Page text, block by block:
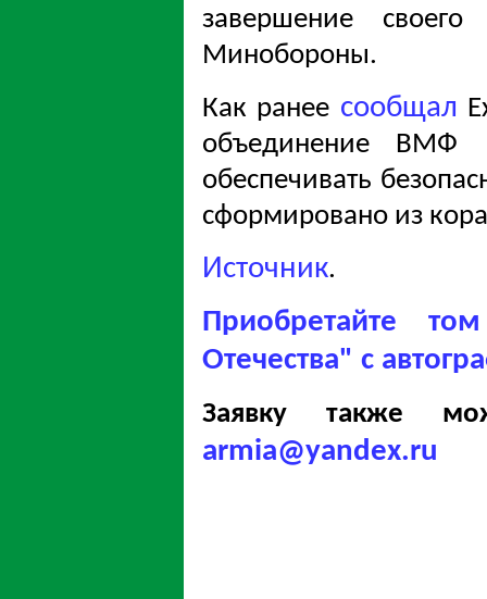
завершение
Минобороны.
Как ранее сообщал
объединение ВМФ
обеспечивать
сформировано из
Источник.
Приобретайте
Отечества" с
Заявку также
armia@yandex.ru